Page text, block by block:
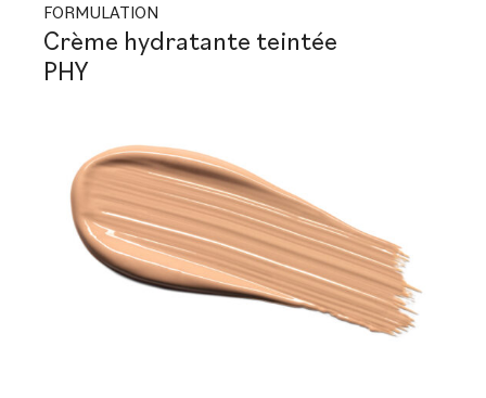
FORMULATION
Crème hydratante teintée
PHY